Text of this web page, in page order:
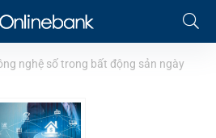
nghệ số trong bất động sản ngày